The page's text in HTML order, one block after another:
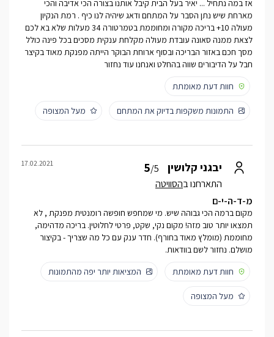
אז במה נתחיל ... יאיר בעל הבית קיבל אותנו בצורה הכי אדיבה והכי
מארחת שיש נתן הסבר על המתחם ודאג שיהיה לנו כיף . רמת הנקיון
מעולה 10+ בריכה מקורה ומחוממת בטמרטורה 34 מעלות שלא בא לכם
לצאת ממנה סאונה עובדת מעולה מקלחת ענקית מסכים בכל פינה כולל
מסך חכם באזור הבריכה ובסוף ארוחת הבוקר הייתה מפנקת מאוד בקיצר
חבל על הדיבורים שווה בהחלט ואנחנו עוד נחזור
חוות דעת מאומתת
התמונות משקפות בדיוק את המתחם מעל המצופה
יבגני קלושין 5/5
התארחנו בהסוויטה
17.02.2021
מ-ד-ה-י-ם
מקום ברמה הכי גבוהה שיש. מי שמחפש חופשה רומנטית מפנקת , לא
תמצאו יותר טוב מזה! מקום נקי, שקט, פרטי לחלוטין. בריכה מדהימה,
מחוממת (מומלץ מאוד בחורף). חדר ענק עם כל מה שצריך - בקיצור
מושלם. נחזור לשם בוודאות.
חוות דעת מאומתת
המציאות יותר יפה מהתמונות
מעל המצופה